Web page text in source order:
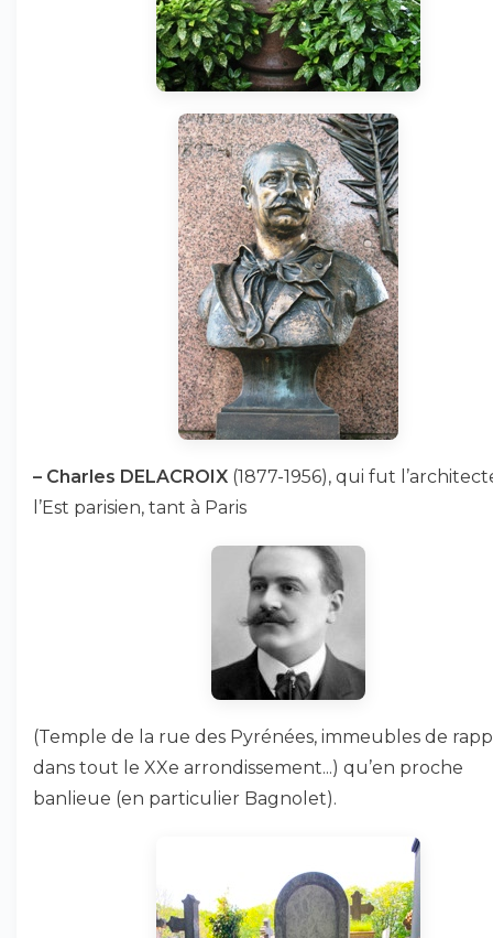
– Charles DELACROIX (1877-1956), qui fut
l’Est parisien, tant à Paris
(Temple de la rue des Pyrénées, immeubles de
dans tout le XXe arrondissement...) qu’en proche
banlieue (en particulier Bagnolet).